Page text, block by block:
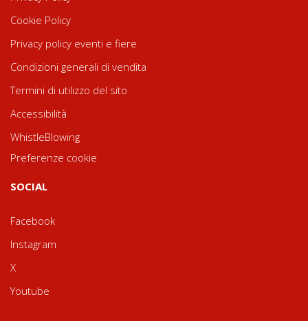
Cookie Policy
Privacy policy eventi e fiere
Condizioni generali di vendita
Termini di utilizzo del sito
Accessibilità
WhistleBlowing
Preferenze cookie
SOCIAL
Facebook
Instagram
X
Youtube